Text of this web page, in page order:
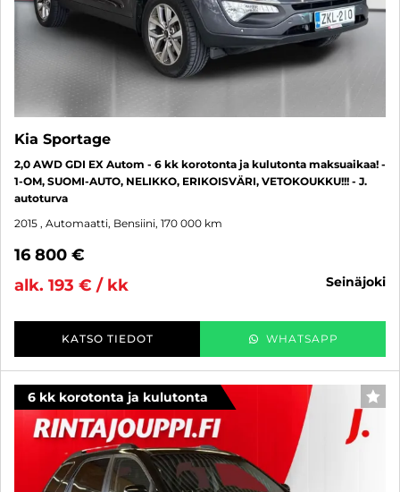
Kia Sportage
2,0 AWD GDI EX Autom - 6 kk korotonta ja kulutonta maksuaikaa! -
1-OM, SUOMI-AUTO, NELIKKO, ERIKOISVÄRI, VETOKOUKKU!!! - J.
autoturva
2015 , Automaatti, Bensiini, 170 000 km
16 800 €
alk. 193 € / kk
seinäjoki
KATSO TIEDOT WHATSAPP
6 kk korotonta ja kulutonta